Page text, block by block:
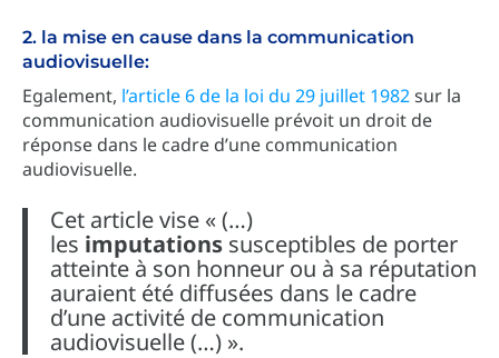
2. la mise en cause dans la communication
audiovisuelle:
Egalement, l’article 6 de la loi du 29 juillet 1982sur la
communication audiovisuelle prévoit un droit de
réponse dans le cadre d’une communication
audiovisuelle.
Cet article vise « (…)
les imputations susceptibles de porter
atteinte à son honneur ou à sa réputation
auraient été diffusées dans le cadre
d’une activité de communication
audiovisuelle (…) ».